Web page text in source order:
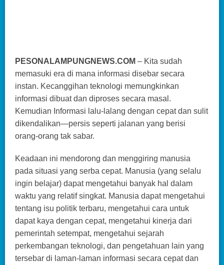
PESONALAMPUNGNEWS.COM – Kita sudah
memasuki era di mana informasi disebar secara
instan. Kecanggihan teknologi memungkinkan
informasi dibuat dan diproses secara masal.
Kemudian Informasi lalu-lalang dengan cepat dan sulit
dikendalikan—persis seperti jalanan yang berisi
orang-orang tak sabar.
Keadaan ini mendorong dan menggiring manusia
pada situasi yang serba cepat. Manusia (yang selalu
ingin belajar) dapat mengetahui banyak hal dalam
waktu yang relatif singkat. Manusia dapat mengetahui
tentang isu politik terbaru, mengetahui cara untuk
dapat kaya dengan cepat, mengetahui kinerja dari
pemerintah setempat, mengetahui sejarah
perkembangan teknologi, dan pengetahuan lain yang
tersebar di laman-laman informasi secara cepat dan